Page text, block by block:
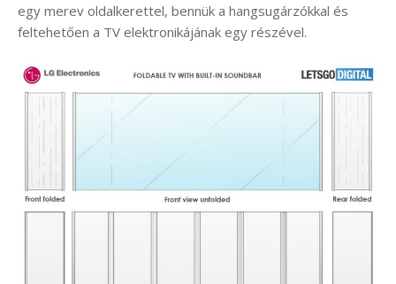
egy merev oldalkerettel, bennük a hangsugárzókkal és
feltehetően a TV elektronikájának egy részével.